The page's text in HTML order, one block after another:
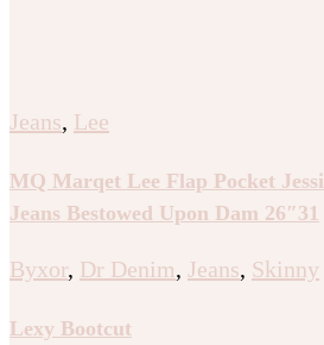
Jeans, Lee
MQ Marqet Lee Flap Pocket
Jeans Bestowed Upon Dam 26″31
Byxor, Dr Denim, Jeans, Skinny
Lexy Bootcut